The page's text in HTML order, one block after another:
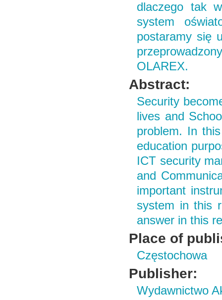
dlaczego tak
system
postaramy się
OLAREX.
Abstract:
Security
lives and
problem. In
education
ICT security
and
important
system in this
answer in this
Place of
Częstochowa
Publisher:
Wydawnictwo